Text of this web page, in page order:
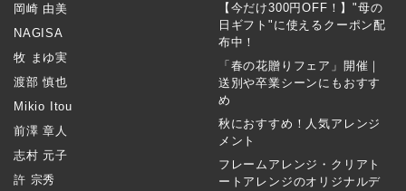
岡崎 由美
NAGISA
牧 まゆ実
渡部 慎也
Mikio Itou
前澤 章人
志村 元子
許 宗秀
【今だけ300円OFF！】"母の
日ギフト"に使えるクーポン配
布中！
「春の花贈りフェア」開催｜
送別や卒業シーンにもおすす
め
秋におすすめ！人気アレンジ
メント
フレームアレンジ・クリアト
ートアレンジのオリジナルデ